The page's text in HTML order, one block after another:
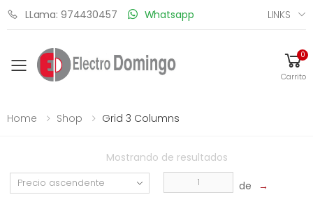
LLama: 974430457 Whatsapp LINKS
Toggle mobile menu
0
Carrito
Home Shop Grid 3 Columns
Mostrando de resultados
de →